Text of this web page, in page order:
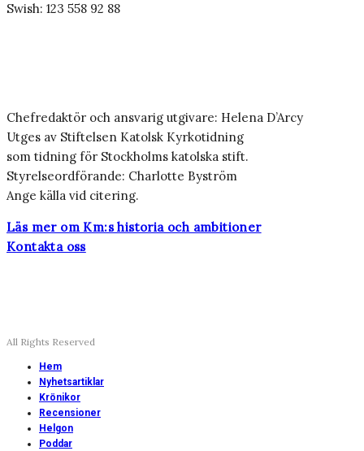
Swish: 123 558 92 88
Chefredaktör och ansvarig utgivare: Helena D’Arcy
Utges av Stiftelsen Katolsk Kyrkotidning
som tidning för Stockholms katolska stift.
Styrelseordförande: Charlotte Byström
Ange källa vid citering.
Läs mer om Km:s historia och ambitioner
Kontakta oss
All Rights Reserved
Hem
Nyhetsartiklar
Krönikor
Recensioner
Helgon
Poddar